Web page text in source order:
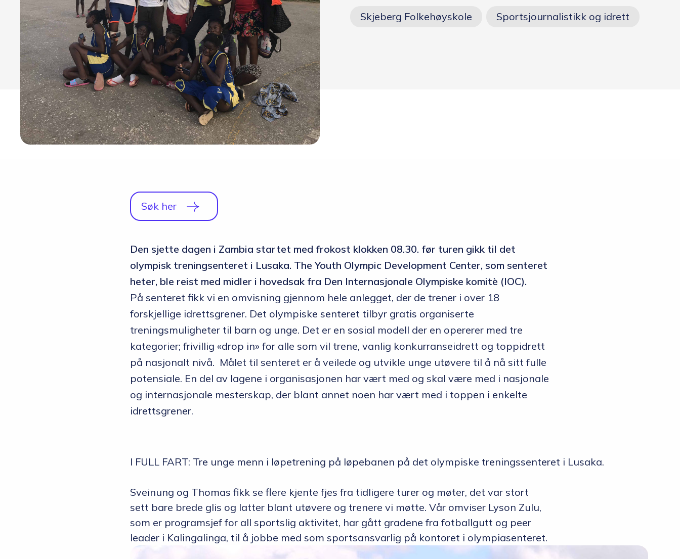
Radio, TV og Innholdsproduksjon
Sportsjournalistikk og idrett
Halvårskurs
Tilrettelagt linje
Foto og Japan
Om skolen
Radio Skjeberg
Beliggenhet
Tidligere elever
Verdigrunnlag og reglement
Opptakskrav og
priser
Skjeberg Folkehøyskole Sportsjournalistikk og idrett
Søk her
Den sjette dagen i Zambia startet med frokost klokken 08.30. før turen gikk til det
olympisk treningsenteret i Lusaka. The Youth Olympic Development Center, som senteret
heter, ble reist med midler i hovedsak fra Den Internasjonale Olympiske komitè (IOC).
På senteret fikk vi en omvisning gjennom hele anlegget, der de trener i over 18
forskjellige idrettsgrener. Det olympiske senteret tilbyr gratis organiserte
treningsmuligheter til barn og unge. Det er en sosial modell der en opererer med tre
kategorier; frivillig «drop in» for alle som vil trene, vanlig konkurranseidrett og toppidrett
på nasjonalt nivå. Målet til senteret er å veilede og utvikle unge utøvere til å nå sitt fulle
potensiale. En del av lagene i organisasjonen har vært med og skal være med i nasjonale
og internasjonale mesterskap, der blant annet noen har vært med i toppen i enkelte
idrettsgrener.
I FULL FART: Tre unge menn i løpetrening på løpebanen på det olympiske treningssenteret i Lusaka.
Sveinung og Thomas fikk se flere kjente fjes fra tidligere turer og møter, det var stort
sett bare brede glis og latter blant utøvere og trenere vi møtte. Vår omviser Lyson Zulu,
som er programsjef for all sportslig aktivitet, har gått gradene fra fotballgutt og peer
leader i Kalingalinga, til å jobbe med som sportsansvarlig på kontoret i olympiasenteret.